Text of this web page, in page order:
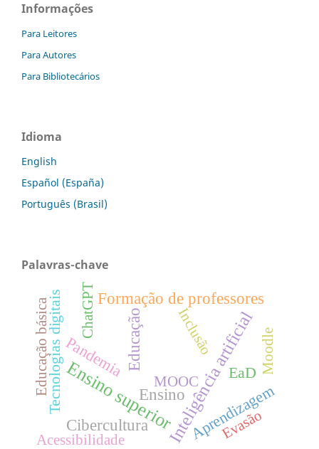
Informações
Para Leitores
Para Autores
Para Bibliotecários
Idioma
English
Español (España)
Português (Brasil)
Palavras-chave
Ensino superiorInteligência artificial
Educação
Ensino
Cibercultura
Formação de professores
EaD
Pandemia
Aprendizagem
Tecnologias digitais
Educação básica Inclusão
Acessibilidade
MOOC
Evasão
Moodle
ChatGPT